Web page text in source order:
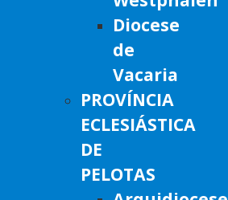
Diocese
de
Vacaria
PROVÍNCIA
ECLESIÁSTICA
DE
PELOTAS